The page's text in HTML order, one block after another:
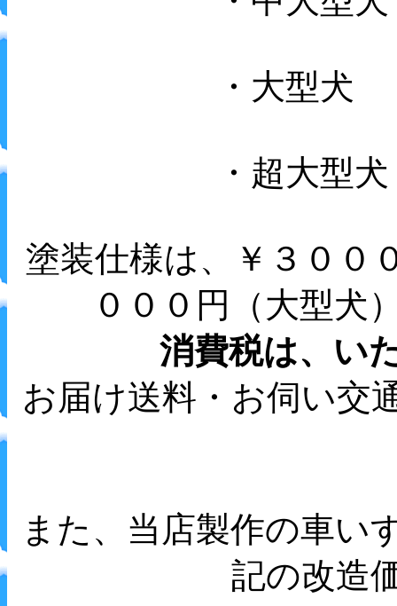
・大型犬
・超大型
塗装仕様は、￥３００
０００円（大型犬
消費税は、い
お届け送料・お伺い
また、当店製作の車い
記の改造